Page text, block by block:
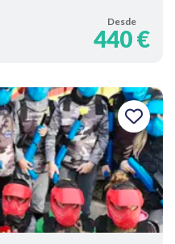
Desde
440 €